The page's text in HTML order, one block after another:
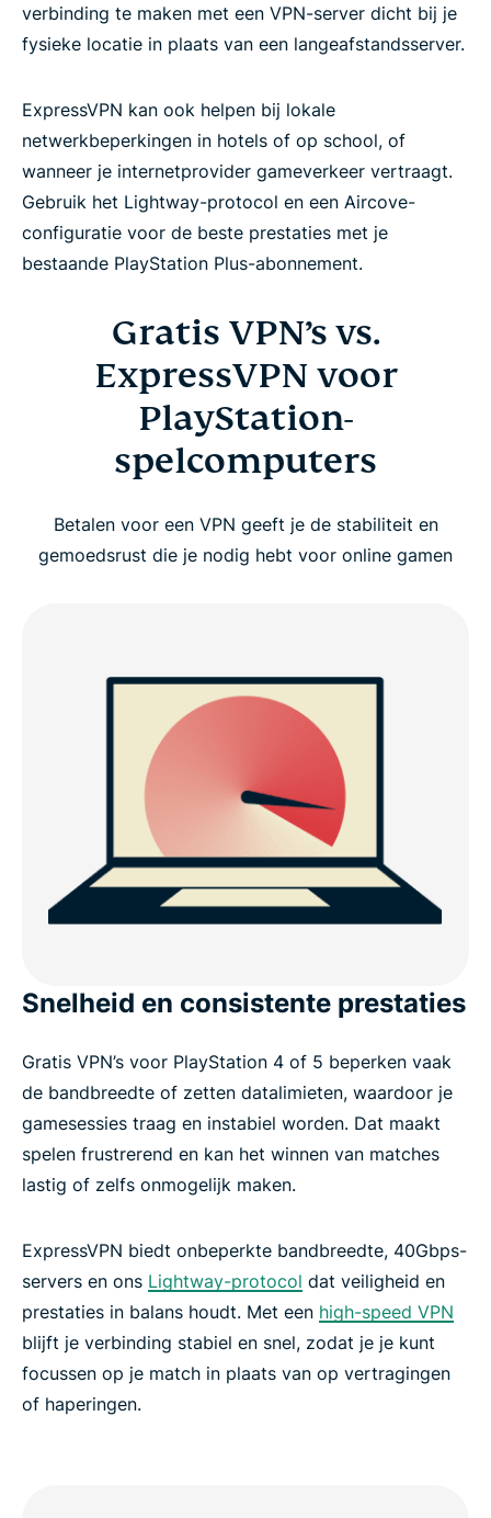
verbinding te maken met een VPN-server dicht bij je
fysieke locatie in plaats van een langeafstandsserver.
ExpressVPN kan ook helpen bij lokale
netwerkbeperkingen in hotels of op school, of
wanneer je internetprovider gameverkeer vertraagt.
Gebruik het Lightway-protocol en een Aircove-
configuratie voor de beste prestaties met je
bestaande PlayStation Plus-abonnement.
Gratis VPN’s vs.
ExpressVPN voor
PlayStation-
spelcomputers
Betalen voor een VPN geeft je de stabiliteit en
gemoedsrust die je nodig hebt voor online gamen
Snelheid en consistente prestaties
Gratis VPN’s voor PlayStation 4 of 5 beperken vaak
de bandbreedte of zetten datalimieten, waardoor je
gamesessies traag en instabiel worden. Dat maakt
spelen frustrerend en kan het winnen van matches
lastig of zelfs onmogelijk maken.
ExpressVPN biedt onbeperkte bandbreedte, 40Gbps-
servers en ons Lightway-protocol dat veiligheid en
prestaties in balans houdt. Met een high-speed VPN
blijft je verbinding stabiel en snel, zodat je je kunt
focussen op je match in plaats van op vertragingen
of haperingen.